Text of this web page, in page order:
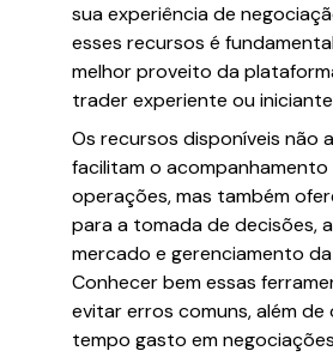
sua experiência de
esses recursos é
melhor proveito da
trader experiente ou
Os recursos disponíveis não
facilitam o acompanhamento
operações, mas também
para a tomada de decisões,
mercado e gerenciamento
Conhecer bem essas
evitar erros comuns, além de
tempo gasto em